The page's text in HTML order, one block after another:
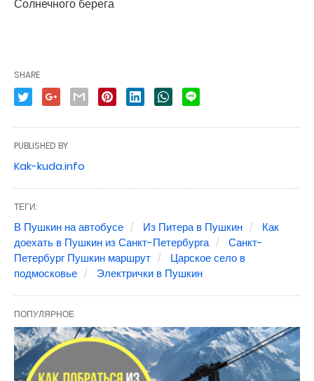
Солнечного берега
SHARE
PUBLISHED BY
Kak-kuda.info
ТЕГИ:
В Пушкин на автобусе Из Питера в Пушкин
Как
доехать в Пушкин из Санкт-Петербурга
Санкт-
Петербург Пушкин маршрут
Царское село в
подмосковье
Электрички в Пушкин
ПОПУЛЯРНОЕ